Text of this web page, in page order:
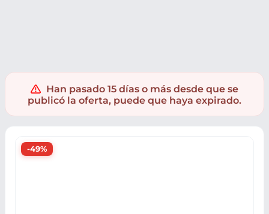
Han pasado 15 días o más desde que se
publicó la oferta, puede que haya expirado.
-49%